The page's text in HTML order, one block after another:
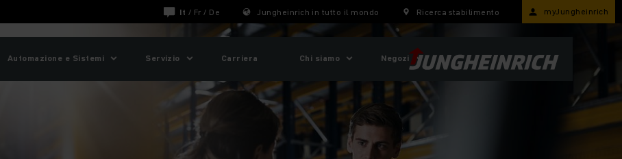
It / Fr / De Jungheinrich in tutto il mondo Ricerca stabilimento myJungheinrich
Automazione e Sistemi Servizio Carriera Chi siamo Negozi